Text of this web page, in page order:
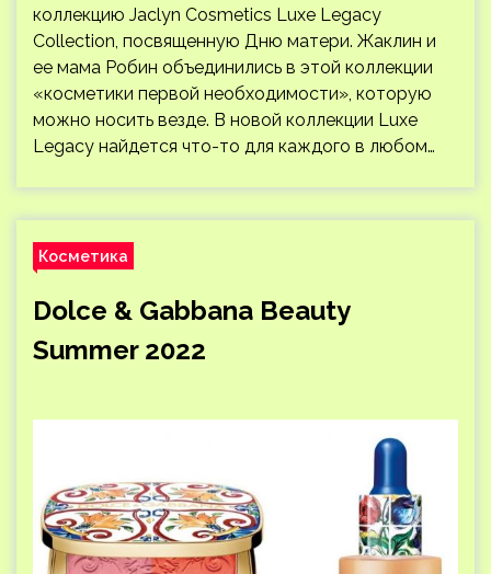
коллекцию Jaclyn Cosmetics Luxe Legacy
Collection, посвященную Дню матери. Жаклин и
ее мама Робин объединились в этой коллекции
«косметики первой необходимости», которую
можно носить везде. В новой коллекции Luxe
Legacy найдется что-то для каждого в любом…
Косметика
Dolce & Gabbana Beauty
Summer 2022